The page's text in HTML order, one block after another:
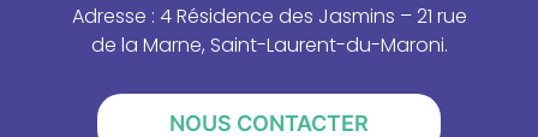
Adresse : 4 Résidence des Jasmins – 21 rue
de la Marne, Saint-Laurent-du-Maroni.
NOUS CONTACTER